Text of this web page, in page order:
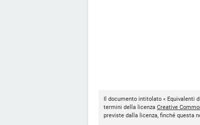
Il documento intitolato «
termini della licenza Creative
previste dalla licenza, finché questa